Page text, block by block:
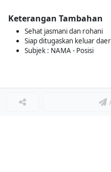
Keterangan Tambahan
Sehat jasmani dan rohani
Siap ditugaskan keluar
Subjek : NAMA - Posisi